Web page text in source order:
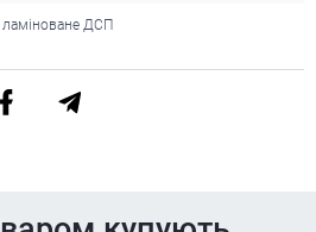
ламіноване ДСП